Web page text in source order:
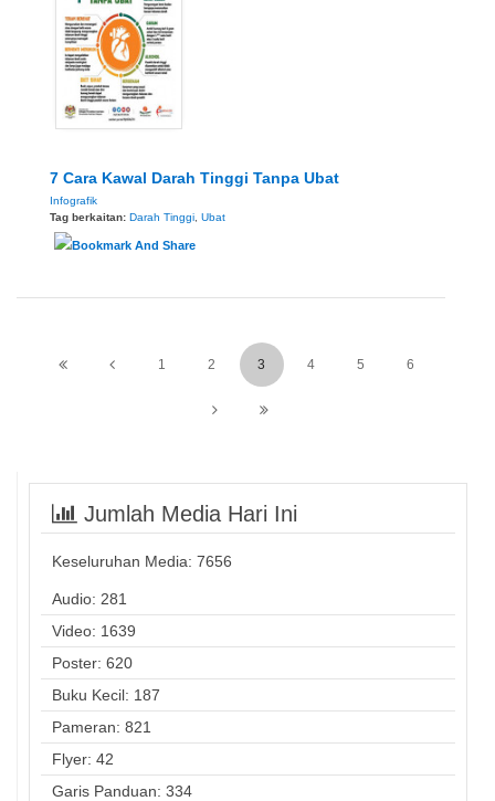
7 Cara Kawal Darah Tinggi Tanpa Ubat
Infografik
Tag berkaitan: Darah Tinggi Ubat
1 2 3 4 5 6
Jumlah Media Hari Ini
Keseluruhan Media: 7656
Audio: 281
Video: 1639
Poster: 620
Buku Kecil: 187
Pameran: 821
Flyer: 42
Garis Panduan: 334